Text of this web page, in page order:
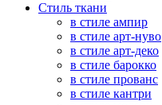
Стиль ткани
в стиле ампир
в стиле арт-нуво
в стиле арт-деко
в стиле барокко
в стиле прованс
в стиле кантри